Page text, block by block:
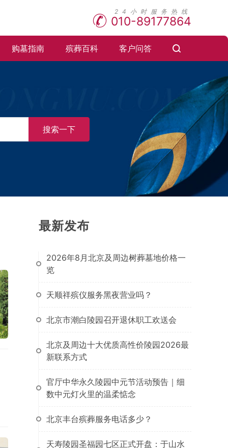
010-89177864
购墓指南 殡葬百科 客户问答
搜索一下
最新发布
2026年8月北京及周边树葬墓地价格一
览
天顺祥殡仪服务黑夜营业吗？
北京市潮白陵园召开退休职工欢送会
北京及周边十大优质高性价陵园2026最
新联系方式
官厅中华永久陵园中元节活动预告｜细
数中元灯火里的温柔惦念
北京丰台殡葬服务电话多少？
天寿陵园圣福园七区正式开盘：于山水